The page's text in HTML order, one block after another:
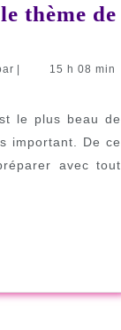
thème de
kann-
15 h 08 min
le plus beau de
important. De ce
avec tout